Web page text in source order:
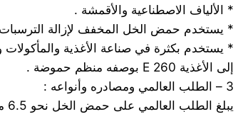
* الألياف الاصطناعية والأقمشة .
* يستخدم حمض الخل المخفف لإزالة
* يستخدم بكثرة في صناعة الأغذية
إلى الأغذية E 260 بوصفه منظم حموضة .
3 – الطلب العالمي ومصادره وأنواعه :
يبلغ الطلب العالمي على حمض الخل نحو 6.5 مليون طن سنويا ، حيث يصنع من المواد الأولية البترو كيماوية أو من المصادر البيولوجية.